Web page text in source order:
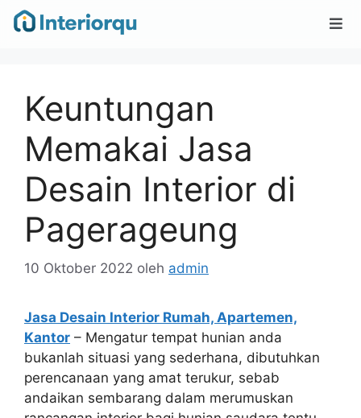
Keuntungan
Memakai Jasa
Desain Interior di
Pagerageung
10 Oktober 2022 oleh admin
Jasa Desain Interior Rumah, Apartemen,
Kantor – Mengatur tempat hunian anda
bukanlah situasi yang sederhana, dibutuhkan
perencanaan yang amat terukur, sebab
andaikan sembarang dalam merumuskan